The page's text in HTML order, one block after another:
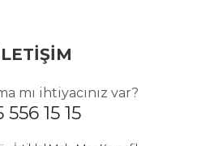
mı ihtiyacınız var?
556 15 15